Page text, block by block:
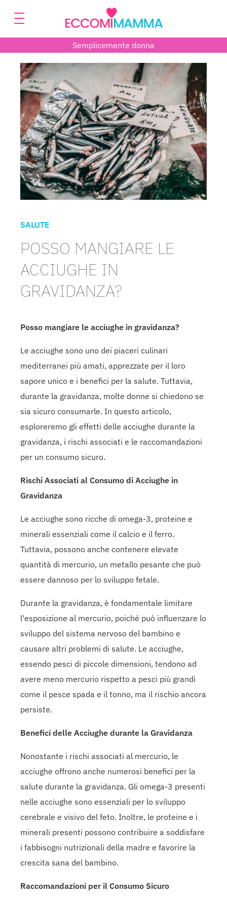
Semplicemente donna
SALUTE
POSSO MANGIARE LE
ACCIUGHE IN
GRAVIDANZA?
Posso mangiare le acciughe in gravidanza?
Le acciughe sono uno dei piaceri culinari
mediterranei più amati, apprezzate per il loro
sapore unico e i benefici per la salute. Tuttavia,
durante la gravidanza, molte donne si chiedono se
sia sicuro consumarle. In questo articolo,
esploreremo gli effetti delle acciughe durante la
gravidanza, i rischi associati e le raccomandazioni
per un consumo sicuro.
Rischi Associati al Consumo di Acciughe in
Gravidanza
Le acciughe sono ricche di omega-3, proteine e
minerali essenziali come il calcio e il ferro.
Tuttavia, possono anche contenere elevate
quantità di mercurio, un metallo pesante che può
essere dannoso per lo sviluppo fetale.
Durante la gravidanza, è fondamentale limitare
l'esposizione al mercurio, poiché può influenzare lo
sviluppo del sistema nervoso del bambino e
causare altri problemi di salute. Le acciughe,
essendo pesci di piccole dimensioni, tendono ad
avere meno mercurio rispetto a pesci più grandi
come il pesce spada e il tonno, ma il rischio ancora
persiste.
Benefici delle Acciughe durante la Gravidanza
Nonostante i rischi associati al mercurio, le
acciughe offrono anche numerosi benefici per la
salute durante la gravidanza. Gli omega-3 presenti
nelle acciughe sono essenziali per lo sviluppo
cerebrale e visivo del feto. Inoltre, le proteine e i
minerali presenti possono contribuire a soddisfare
i fabbisogni nutrizionali della madre e favorire la
crescita sana del bambino.
Raccomandazioni per il Consumo Sicuro